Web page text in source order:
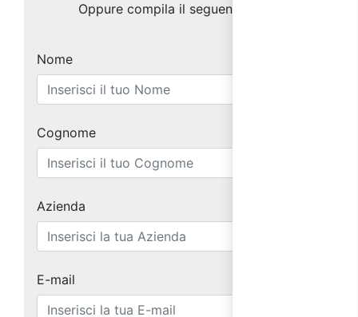
Oppure compila il seguente form:
Nome
Cognome
Azienda
E-mail